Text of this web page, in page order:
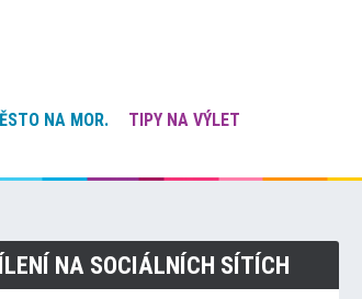
NA MOR.
TIPY NA VÝLET
NA SOCIÁLNÍCH SÍTÍCH